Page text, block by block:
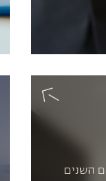
השנים